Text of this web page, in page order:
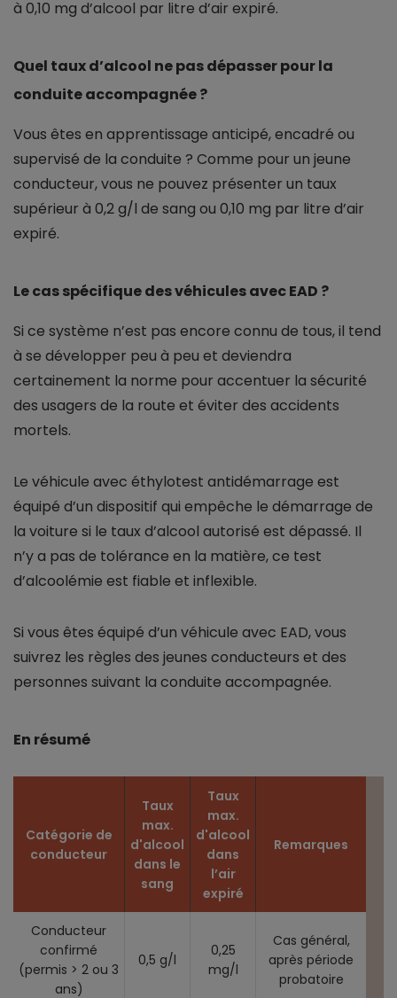
à 0,10 mg d’alcool par litre d’air expiré.
Quel taux d’alcool ne pas dépasser pour la
conduite accompagnée ?
Vous êtes en apprentissage anticipé, encadré ou
supervisé de la conduite ? Comme pour un jeune
conducteur, vous ne pouvez présenter un taux
supérieur à 0,2 g/l de sang ou 0,10 mg par litre d’air
expiré.
Le cas spécifique des véhicules avec EAD ?
Si ce système n’est pas encore connu de tous, il tend
à se développer peu à peu et deviendra
certainement la norme pour accentuer la sécurité
des usagers de la route et éviter des accidents
mortels.
Le véhicule avec éthylotest antidémarrage est
équipé d’un dispositif qui empêche le démarrage de
la voiture si le taux d’alcool autorisé est dépassé. Il
n’y a pas de tolérance en la matière, ce test
d’alcoolémie est fiable et inflexible.
Si vous êtes équipé d’un véhicule avec EAD, vous
suivrez les règles des jeunes conducteurs et des
personnes suivant la conduite accompagnée.
En résumé
Catégorie de
conducteur
Taux
max.
d'alcool
dans le
sang
Taux
max.
d'alcool
dans
l’air
expiré
Remarques
Conducteur
confirmé
(permis > 2 ou 3
ans)
0,5 g/l
0,25
mg/l
Cas général,
après période
probatoire